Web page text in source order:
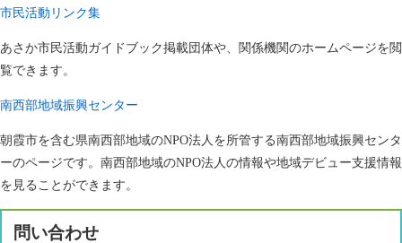
市民活動リンク集
あさか市民活動ガイドブック掲載団体や、関係機関のホームページを閲
覧できます。
南西部地域振興センター
朝霞市を含む県南西部地域のNPO法人を所管する南西部地域振興センタ
ーのページです。南西部地域のNPO法人の情報や地域デビュー支援情報
を見ることができます。
問い合わせ